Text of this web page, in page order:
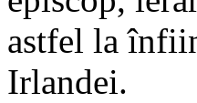
astfel la
Irlandei.